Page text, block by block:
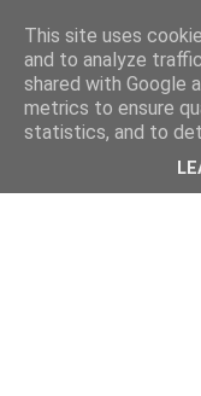
This site uses
and to analyze
shared with Google
metrics to ensure
statistics, and to